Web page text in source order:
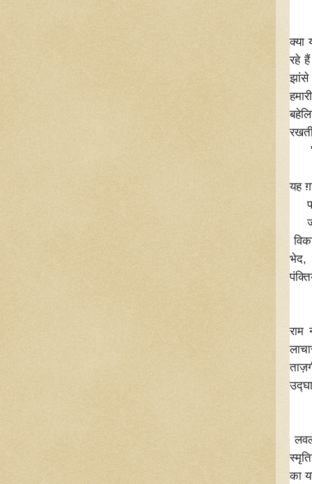
क्या
रहे
झांसे
"
यह
भेद,
राम
का